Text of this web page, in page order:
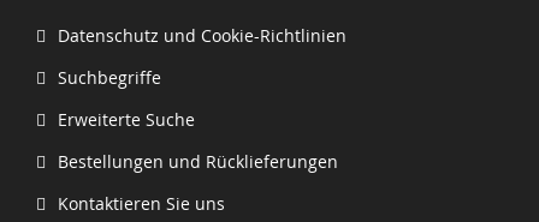
Datenschutz und Cookie-Richtlinien
Suchbegriffe
Erweiterte Suche
Bestellungen und Rücklieferungen
Kontaktieren Sie uns